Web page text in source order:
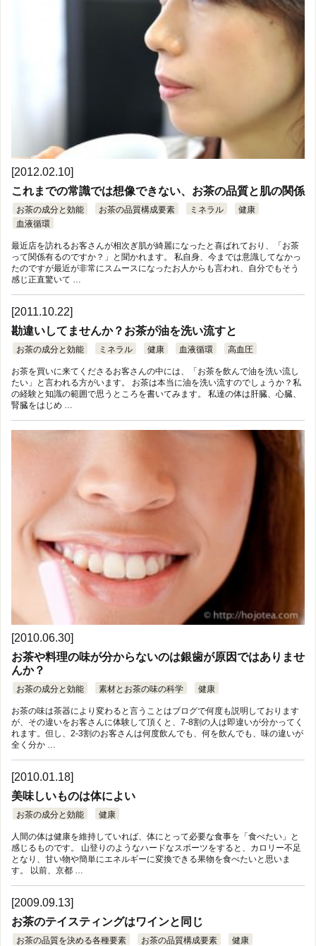
[2012.02.10]
これまでの常識では想像できない、お茶の品質と肌の関係
お茶の成分と効能 お茶の品質構成要素 ミネラル
健康
血液循環
最近店を訪れるお客さんが相次ぎ肌が綺麗になったと喜ばれており、「お茶
って関係有るのですか？」と聞かれます。 私自身、今までは意識してなかっ
たのですが最近が非常にスムースになったお人からも言われ、自分でもそう
感じ正直驚いて …
[2011.10.22]
勘違いしてませんか？お茶が油を洗い流すと
お茶の成分と効能 ミネラル 健康 血液循環 高血圧
お茶を買いに来てくださるお客さんの中には、「お茶を飲んで油を洗い流し
たい」と言われる方がいます。 お茶は本当に油を洗い流すのでしょうか？私
の経験と知識の範囲で思うところを書いてみます。 私達の体は肝臓、心臓、
腎臓をはじめ …
[2010.06.30]
お茶や料理の味が分からないのは銀歯が原因ではありませ
んか？
お茶の成分と効能 素材とお茶の味の科学 健康
お茶の味は茶器により変わると言うことはブログで何度も説明しております
が、その違いをお客さんに体験して頂くと、7-8割の人は即違いが分かってく
れます。但し、2-3割のお客さんは何度飲んでも、何を飲んでも、味の違いが
全く分か …
[2010.01.18]
美味しいものは体によい
お茶の成分と効能 健康
人間の体は健康を維持していれば、体にとって必要な食事を「食べたい」と
感じるものです。 山登りのようなハードなスポーツをすると、カロリー不足
となり、甘い物や簡単にエネルギーに変換できる果物を食べたいと思いま
す。 以前、京都 …
[2009.09.13]
お茶のテイスティングはワインと同じ
お茶の品質を決める各種要素 お茶の品質構成要素 健康